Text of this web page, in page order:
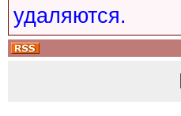
удаляются.